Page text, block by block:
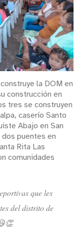
la DOM en
construcción en
tres se construyen
caserío Santo
Abajo en San
puentes en
Rita Las
comunidades
que les
del distrito de